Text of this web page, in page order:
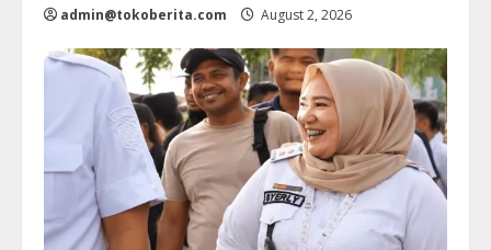
admin@tokoberita.com August 2, 2026